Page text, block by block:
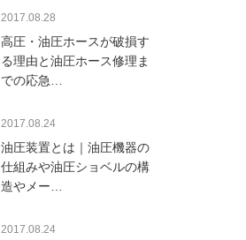
2017.08.28
高圧・油圧ホースが破損す
る理由と油圧ホース修理ま
での応急…
2017.08.24
油圧装置とは｜油圧機器の
仕組みや油圧ショベルの構
造やメー…
2017.08.24